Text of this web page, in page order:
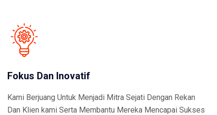
Fokus Dan Inovatif
Kami Berjuang Untuk Menjadi Mitra Sejati Dengan Rekan
Dan Klien kami Serta Membantu Mereka Mencapai Sukses